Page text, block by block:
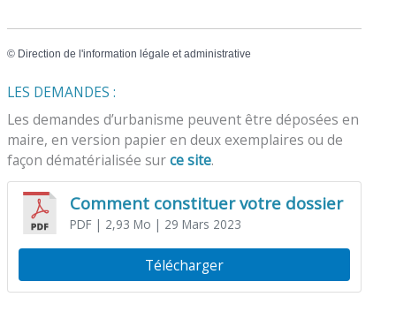
© Direction de l'information légale et administrative
LES DEMANDES :
Les demandes d’urbanisme peuvent être déposées en
maire, en version papier en deux exemplaires ou de
façon dématérialisée surce site.
Comment constituer votre dossier
PDF| 2,93 Mo | 29 Mars 2023
Télécharger